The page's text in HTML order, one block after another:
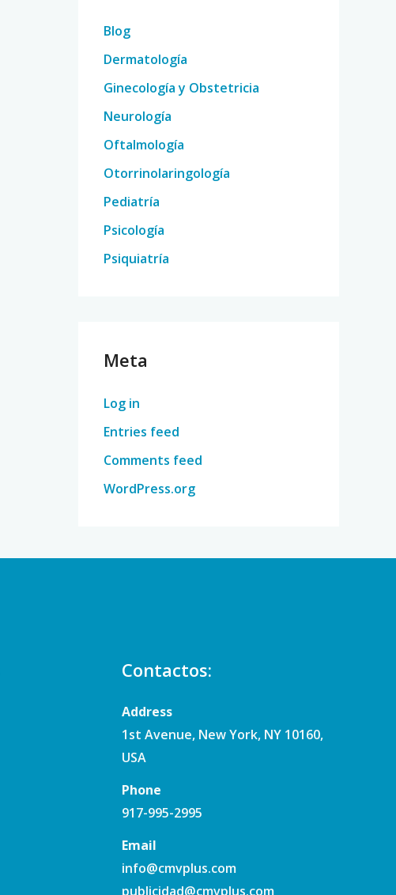
Blog
Dermatología
Ginecología y Obstetricia
Neurología
Oftalmología
Otorrinolaringología
Pediatría
Psicología
Psiquiatría
Meta
Log in
Entries feed
Comments feed
WordPress.org
Contactos:
Address
1st Avenue, New York, NY 10160,
USA
Phone
917-995-2995
Email
info@cmvplus.com
publicidad@cmvplus.com